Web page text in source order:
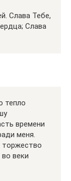
Слава Тебе,
Слава
тепло
времени
меня.
торжество
веки